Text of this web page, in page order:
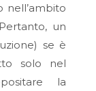
nell’ambito
un
se è
solo nel
la